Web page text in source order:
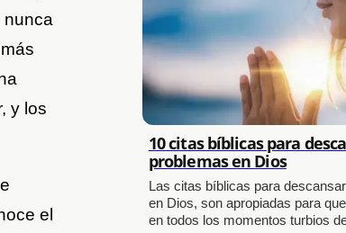
nunca
y los
el
10 citas bíblicas para
problemas en Dios
Las citas bíblicas para
en Dios, son apropiadas para
en todos los momentos turbios